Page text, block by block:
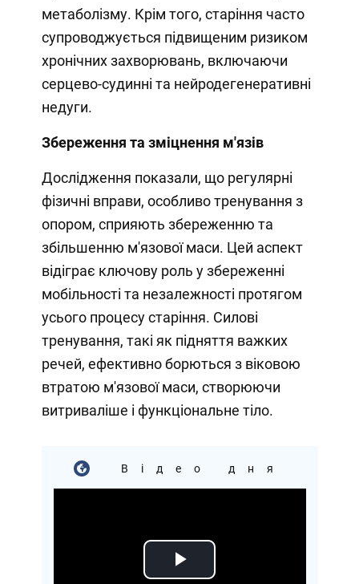
метаболізму. Крім того, старіння часто
супроводжується підвищеним ризиком
хронічних захворювань, включаючи
серцево-судинні та нейродегенеративні
недуги.
Збереження та зміцнення м'язів
Дослідження показали, що регулярні
фізичні вправи, особливо тренування з
опором, сприяють збереженню та
збільшенню м'язової маси. Цей аспект
відіграє ключову роль у збереженні
мобільності та незалежності протягом
усього процесу старіння. Силові
тренування, такі як підняття важких
речей, ефективно борються з віковою
втратою м'язової маси, створюючи
витриваліше і функціональне тіло.
Відео дня
Play